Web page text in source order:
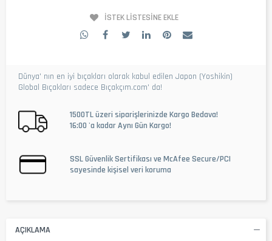
İSTEK LISTESINE EKLE
Dünya' nın en iyi bıçakları olarak kabul edilen Japon (Yoshikin)
Global Bıçakları sadece Bıçakçım.com' da!
1500TL üzeri siparişlerinizde Kargo Bedava!
16:00 'a kadar Aynı Gün Kargo!
SSL Güvenlik Sertifikası ve McAfee Secure/PCI
sayesinde kişisel veri koruma
AÇIKLAMA